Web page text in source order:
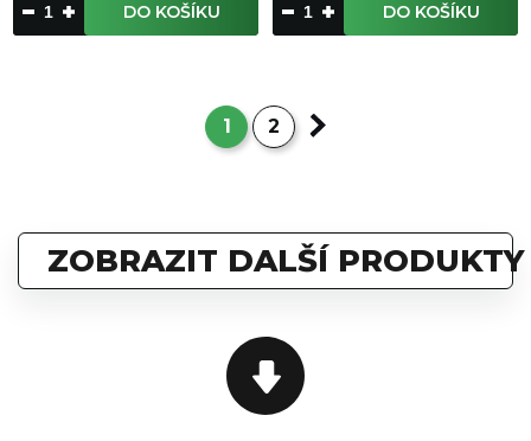
DO KOŠÍKU DO KOŠÍKU
1 2
ZOBRAZIT DALŠÍ PRODUKTY